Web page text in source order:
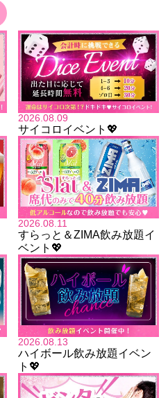
2026.08.09
サイコロイベント💖
2026.08.11
すらっと＆ZIMA飲み放題イ
ベント💖
2026.08.13
ハイボール飲み放題イベン
ト💖